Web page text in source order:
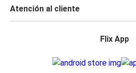
Atención al cliente
Flix App